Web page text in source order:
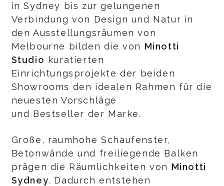
in Sydney bis zur gelungenen
Verbindung von Design und Natur in
den Ausstellungsräumen von
Melbourne bilden die von Minotti
Studio kuratierten
Einrichtungsprojekte der beiden
Showrooms den idealen Rahmen für die
neuesten Vorschläge
und Bestseller der Marke.
Große, raumhohe Schaufenster,
Betonwände und freiliegende Balken
prägen die Räumlichkeiten von Minotti
Sydney. Dadurch entstehen